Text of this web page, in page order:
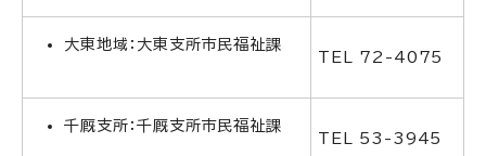
大東地域：大東支所市民福祉課
TEL 72-4075
千厩支所：千厩支所市民福祉課
TEL 53-3945